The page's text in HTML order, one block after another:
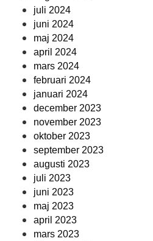
juli 2024
juni 2024
maj 2024
april 2024
mars 2024
februari 2024
januari 2024
december 2023
november 2023
oktober 2023
september 2023
augusti 2023
juli 2023
juni 2023
maj 2023
april 2023
mars 2023